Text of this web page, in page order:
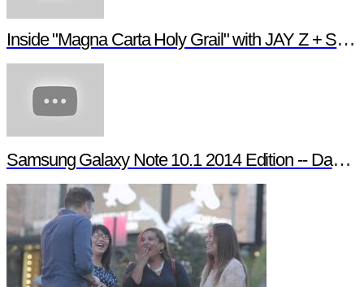
Inside "Magna Carta Holy Grail" with JAY Z + Samsung
Samsung Galaxy Note 10.1 2014 Edition -- Day in the Life